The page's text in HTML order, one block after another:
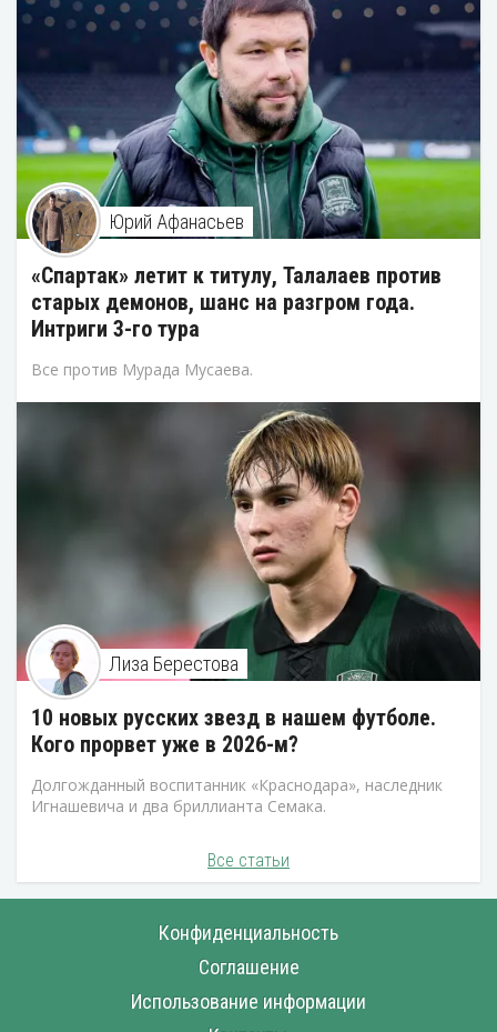
Юрий Афанасьев
«Спартак» летит к титулу, Талалаев против
старых демонов, шанс на разгром года.
Интриги 3-го тура
Все против Мурада Мусаева.
Лиза Берестова
10 новых русских звезд в нашем футболе.
Кого прорвет уже в 2026-м?
Долгожданный воспитанник «Краснодара», наследник
Игнашевича и два бриллианта Семака.
Все статьи
Конфиденциальность
Соглашение
Использование информации